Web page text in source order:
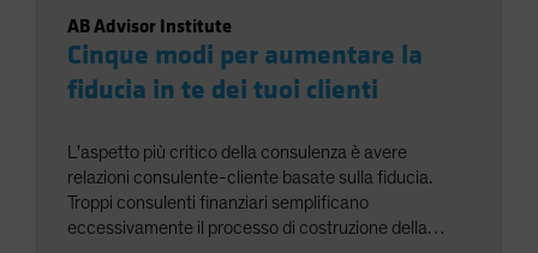
AB Advisor Institute
Cinque modi per aumentare la
fiducia in te dei tuoi clienti
L'aspetto più critico della consulenza è avere
relazioni consulente-cliente basate sulla fiducia.
Troppi consulenti finanziari semplificano
eccessivamente il processo di costruzione della